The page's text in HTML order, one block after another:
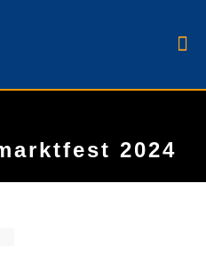
2024